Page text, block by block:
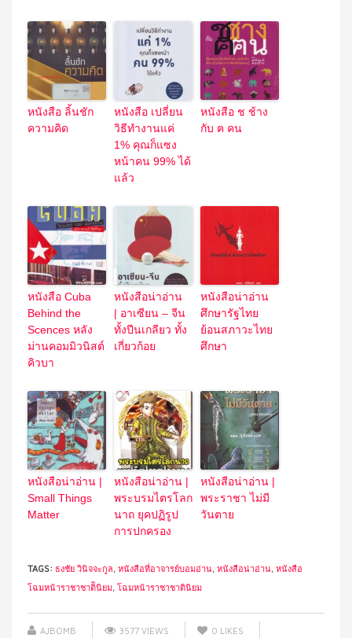
หนังสือ ลิ้นชัก
ความคิด
หนังสือ เปลี่ยน
วิธีทำงานแค่
1% คุณก็แซง
หน้าคน 99% ได้
แล้ว
หนังสือ ช ช้าง
กับ ฅ คน
หนังสือ Cuba
Behind the
Scences หลัง
ม่านคอมมิวนิสต์
คิวบา
หนังสือน่าอ่าน
| อาเซียน – จีน
ทั้งปีนเกลียว ทั้ง
เกี่ยวก้อย
หนังสือน่าอ่าน
ศึกษารัฐไทย
ย้อนสภาวะไทย
ศึกษา
หนังสือน่าอ่าน |
Small Things
Matter
หนังสือน่าอ่าน |
พระบรมไตรโลก
นาถ ยุคปฏิรูป
การปกครอง
หนังสือน่าอ่าน |
พระราชา ไม่มี
วันตาย
TAGS: ธงชัย วินิจจะกูล, หนังสือที่อาจารย์บอมอ่าน, หนังสือน่าอ่าน, หนังสือ
โฉมหน้าราชาชาติินิยม, โฉมหน้าราชาชาตินิยม
AJBOMB 3577 VIEWS 0 LIKES